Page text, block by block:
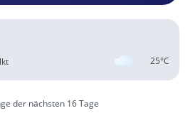
25°C
der nächsten 16 Tage